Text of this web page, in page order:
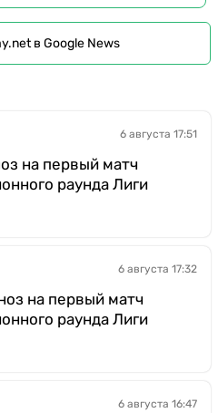
в Google News
6 августа 17:51
на первый матч
раунда Лиги
6 августа 17:32
на первый матч
раунда Лиги
6 августа 16:47